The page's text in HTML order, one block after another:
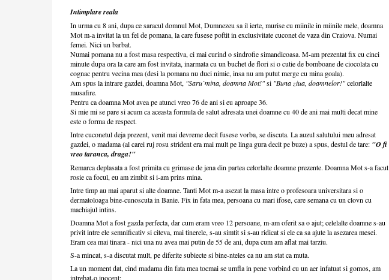
Intimplare reala
In urma cu 8 ani, dupa ce saracul domnul Mot, Dumnezeu sa il ierte, murise cu miinile in miinile mele, doamna
Mot m-a invitat la un fel de pomana, la care fusese poftit in exclusivitate cuconet de vaza din Craiova. Numai
femei. Nici un barbat.
Numai pomana nu a fost masa respectiva, ci mai curind o sindrofie simandicoasa. M-am prezentat fix cu cinci
minute dupa ora la care am fost invitata, inarmata cu un buchet de flori si o cutie de bomboane de ciocolata cu
cognac pentru vecina mea (desi la pomana nu duci nimic, insa nu am putut merge cu mina goala).
Am spus la intrare gazdei, doamna Mot, "Saru`mina, doamna Mot!"si "Buna ziua, doamnelor!"celorlalte
musafire.
Pentru ca doamna Mot avea pe atunci vreo 76 de ani si eu aproape 36.
Si mie mi se pare si acum ca aceasta formula de salut adresata unei doamne cu 40 de ani mai multi decat mine
este o forma de respect.
Intre cuconetul deja prezent, venit mai devreme decit fusese vorba, se discuta. La auzul salutului meu adresat
gazdei, o madama (al carei ruj rosu strident era mai mult pe linga gura decit pe buze) a spus, destul de tare: "O fi
vreo taranca, draga!"
Remarca deplasata a fost primita cu grimase de jena din partea celorlalte doamne prezente. Doamna Mot s-a facut
rosie ca focul, eu am zimbit si i-am prins mina.
Intre timp au mai aparut si alte doamne. Tanti Mot m-a asezat la masa intre o profesoara universitara si o
dermatoloaga bine-cunoscuta in Banie. Fix in fata mea, persoana cu mari ifose, care semana cu un clovn cu
machiajul intins.
Doamna Mot a fost gazda perfecta, dar cum eram vreo 12 persoane, m-am oferit sa o ajut; celelalte doamne s-au
privit intre ele semnificativ si citeva, mai tinerele, s-au simtit si s-au ridicat si ele ca sa ajute la asezarea mesei.
Eram cea mai tinara - nici una nu avea mai putin de 55 de ani, dupa cum am aflat mai tarziu.
S-a mincat, s-a discutat mult, pe diferite subiecte si bine-nteles ca nu am stat ca muta.
La un moment dat, cind madama din fata mea tocmai se umfla in pene vorbind cu un aer infatuat si gomos, am
intrebat-o inocent: